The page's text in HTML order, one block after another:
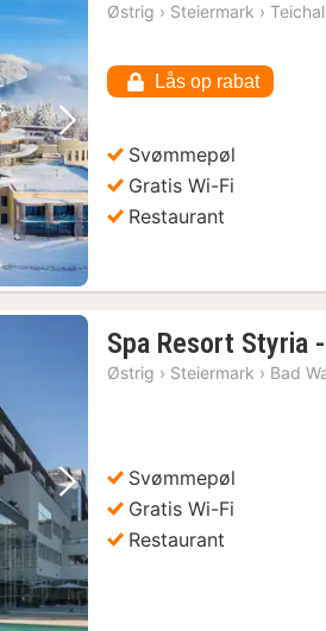
Næste billede
Østrig › Steiermark ›
Lås op rabat
Svømmepøl
Gratis Wi-Fi
Restaurant
Næste billede
Spa Resort Styria
Østrig › Steiermark › Bad
Svømmepøl
Gratis Wi-Fi
Restaurant